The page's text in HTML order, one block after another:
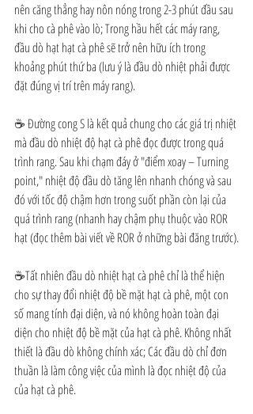
nên căng thẳng hay nôn nóng trong 2-3 phút đầu sau
khi cho cà phê vào lò; Trong hầu hết các máy rang,
đầu dò hạt hạt cà phê sẽ trở nên hữu ích trong
khoảng phút thứ ba (lưu ý là đầu dò nhiệt phải được
đặt đúng vị trí trên máy rang).
☕ Đường cong S là kết quả chung cho các giá trị nhiệt
mà đầu dò nhiệt độ hạt cà phê đọc được trong quá
trình rang. Sau khi chạm đáy ở "điểm xoay – Turning
point," nhiệt độ đầu dò tăng lên nhanh chóng và sau
đó với tốc độ chậm hơn trong suốt phần còn lại của
quá trình rang (nhanh hay chậm phụ thuộc vào ROR
hạt (đọc thêm bài viết về ROR ở những bài đăng trước).
☕Tất nhiên đầu dò nhiệt hạt cà phê chỉ là thể hiện
cho sự thay đổi nhiệt độ bề mặt hạt cà phê, một con
số mang tính đại diện, và nó không hoàn toàn đại
diện cho nhiệt độ bề mặt của hạt cà phê. Không nhất
thiết là đầu dò không chính xác; Các đầu dò chỉ đơn
thuần là làm công việc của mình là đọc nhiệt độ của
của hạt cà phê.